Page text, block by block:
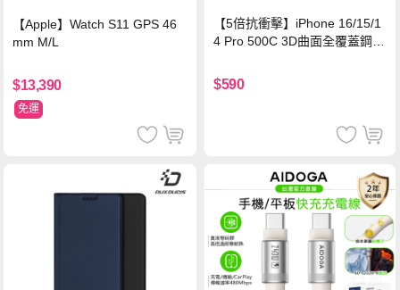
【Apple】Watch S11 GPS 46
mm M/L
$13,390
免運
【5倍抗衝擊】iPhone 16/15/1
4 Pro 500C 3D曲面全覆蓋鋼化
保護貼
$590